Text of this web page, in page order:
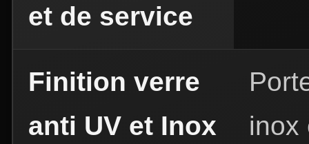
et de service
Finition verre
anti UV et Inox
inox